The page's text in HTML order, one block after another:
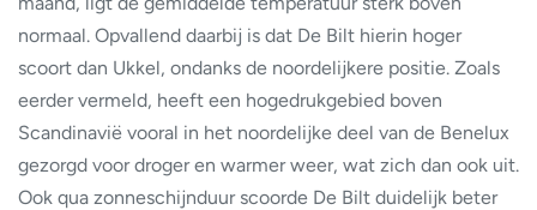
normaal. Opvallend daarbij is dat De Bilt hierin hoger
scoort dan Ukkel, ondanks de noordelijkere positie. Zoals
eerder vermeld, heeft een hogedrukgebied boven
Scandinavië vooral in het noordelijke deel van de Benelux
gezorgd voor droger en warmer weer, wat zich dan ook uit.
Ook qua zonneschijnduur scoorde De Bilt duidelijk beter